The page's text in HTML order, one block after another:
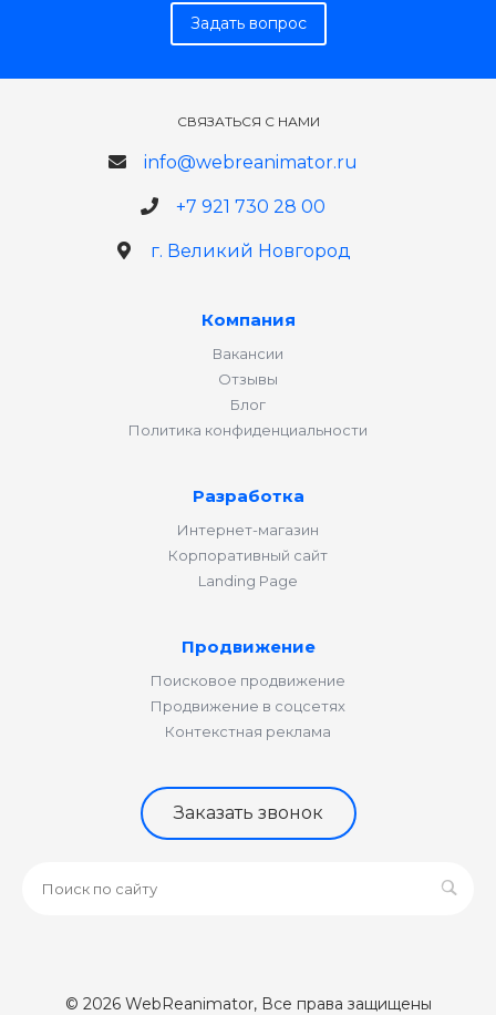
Задать вопрос
СВЯЗАТЬСЯ С НАМИ
info@webreanimator.ru
+7 921 730 28 00
г. Великий Новгород
Компания
Вакансии
Отзывы
Блог
Политика конфиденциальности
Разработка
Интернет-магазин
Корпоративный сайт
Landing Page
Продвижение
Поисковое продвижение
Продвижение в соцсетях
Контекстная реклама
Заказать звонок
© 2026 WebReanimator, Все права защищены